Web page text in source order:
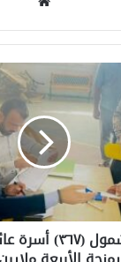
الهجرة تعلن